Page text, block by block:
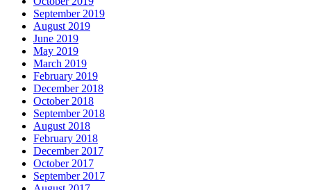
September 2019
August 2019
June 2019
May 2019
March 2019
February 2019
December 2018
October 2018
September 2018
August 2018
February 2018
December 2017
October 2017
September 2017